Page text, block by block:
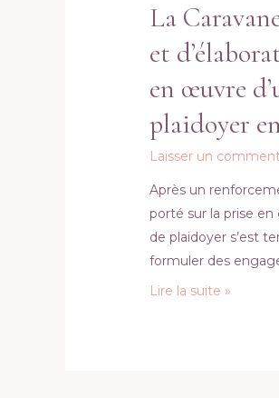
La
et
en œuvre
plaidoyer
Laisser un
Après un
porté sur la prise
de plaidoyer s’est
formuler des
La
Lire la suite »